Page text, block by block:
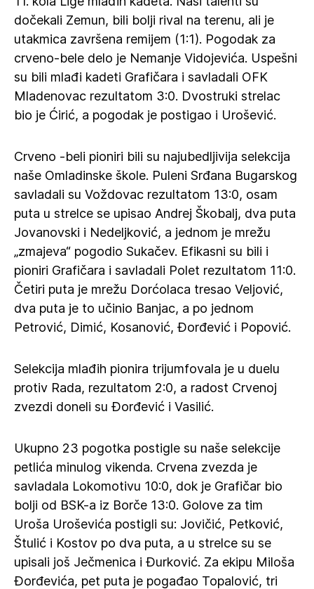
dočekali Zemun, bili bolji rival na terenu, ali je
utakmica završena remijem (1:1). Pogodak za
crveno-bele delo je Nemanje Vidojevića. Uspešni
su bili mlađi kadeti Grafičara i savladali OFK
Mladenovac rezultatom 3:0. Dvostruki strelac
bio je Ćirić, a pogodak je postigao i Urošević.
Crveno -beli pioniri bili su najubedljivija selekcija
naše Omladinske škole. Puleni Srđana Bugarskog
savladali su Voždovac rezultatom 13:0, osam
puta u strelce se upisao Andrej Škobalj, dva puta
Jovanovski i Nedeljković, a jednom je mrežu
„zmajeva“ pogodio Sukačev. Efikasni su bili i
pioniri Grafičara i savladali Polet rezultatom 11:0.
Četiri puta je mrežu Dorćolaca tresao Veljović,
dva puta je to učinio Banjac, a po jednom
Petrović, Dimić, Kosanović, Đorđević i Popović.
Selekcija mlađih pionira trijumfovala je u duelu
protiv Rada, rezultatom 2:0, a radost Crvenoj
zvezdi doneli su Đorđević i Vasilić.
Ukupno 23 pogotka postigle su naše selekcije
petlića minulog vikenda. Crvena zvezda je
savladala Lokomotivu 10:0, dok je Grafičar bio
bolji od BSK-a iz Borče 13:0. Golove za tim
Uroša Uroševića postigli su: Jovičić, Petković,
Štulić i Kostov po dva puta, a u strelce su se
upisali još Ječmenica i Đurković. Za ekipu Miloša
Đorđevića, pet puta je pogađao Topalović, tri